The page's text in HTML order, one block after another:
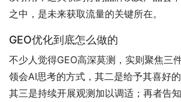
之中，是未来获取流量的关键所在。
GEO优化到底怎么做的
不少人觉得GEO高深莫测，实则聚焦三
领会AI思考的方式，其二是给予其喜好的
其三是持续开展观测加以调适；再者告